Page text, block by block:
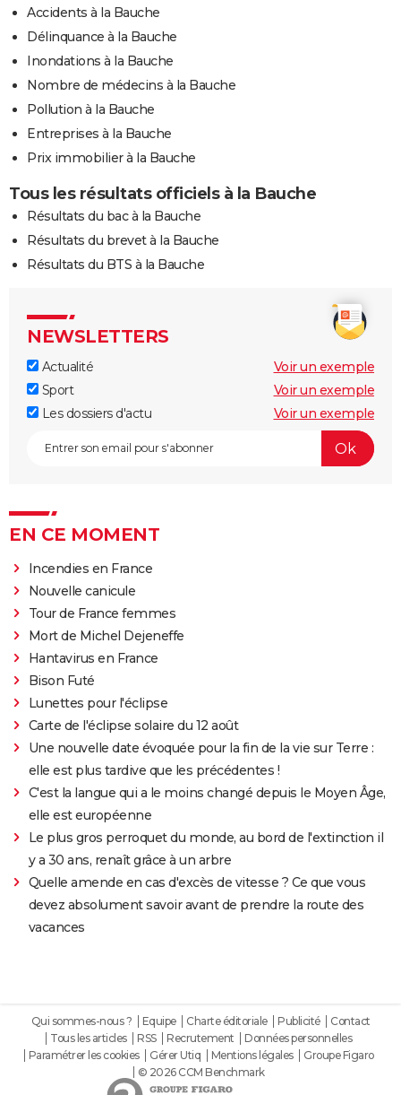
Accidents à la Bauche
Délinquance à la Bauche
Inondations à la Bauche
Nombre de médecins à la Bauche
Pollution à la Bauche
Entreprises à la Bauche
Prix immobilier à la Bauche
Tous les résultats officiels à la Bauche
Résultats du bac à la Bauche
Résultats du brevet à la Bauche
Résultats du BTS à la Bauche
NEWSLETTERS
Actualité
Voir un exemple
Sport
Voir un exemple
Les dossiers d'actu
Voir un exemple
EN CE MOMENT
Incendies en France
Nouvelle canicule
Tour de France femmes
Mort de Michel Dejeneffe
Hantavirus en France
Bison Futé
Lunettes pour l'éclipse
Carte de l'éclipse solaire du 12 août
Une nouvelle date évoquée pour la fin de la vie sur Terre :
elle est plus tardive que les précédentes !
C'est la langue qui a le moins changé depuis le Moyen Âge,
elle est européenne
Le plus gros perroquet du monde, au bord de l'extinction il
y a 30 ans, renaît grâce à un arbre
Quelle amende en cas d'excès de vitesse ? Ce que vous
devez absolument savoir avant de prendre la route des
vacances
Qui sommes-nous ? Equipe Charte éditoriale Publicité
Contact
Tous les articles
RSS Recrutement
Données personnelles
Paramétrer les cookies
Gérer Utiq Mentions légales
Groupe Figaro
© 2026 CCM Benchmark